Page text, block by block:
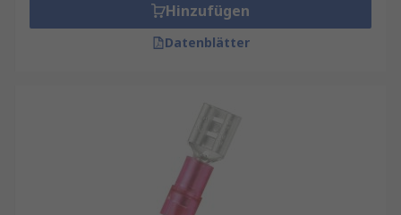
Hinzufügen
Datenblätter